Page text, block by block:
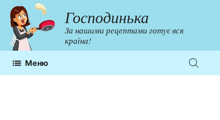
Перейти
до
контенту
Господинька
За нашими рецептами готує вся
країна!
Меню